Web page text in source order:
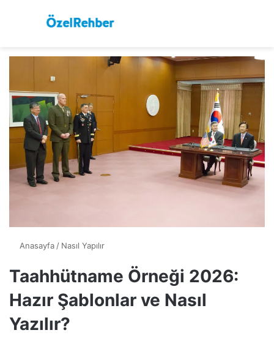
Anasayfa / Nasıl Yapılır
Taahhütname Örneği 2026:
Hazır Şablonlar ve Nasıl
Yazılır?